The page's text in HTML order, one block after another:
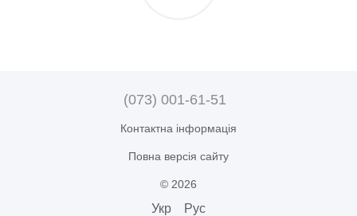
(073) 001-61-51
Контактна інформація
Повна версія сайту
© 2026
Укр Рус